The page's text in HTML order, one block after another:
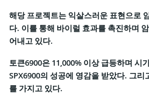
해당 프로젝트는 익살스러운 표현으로
다. 이를 통해 바이럴 효과를 촉진하며
어내고 있다.
토큰6900은 11,000% 이상 급등하며 시
SPX6900의 성공에 영감을 받았다. 그
를 가지고 있다.